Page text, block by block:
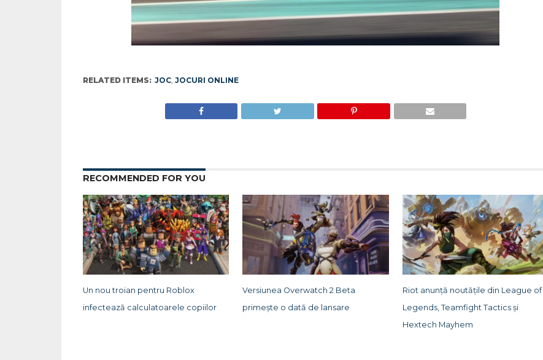
RELATED ITEMS: JOC, JOCURI ONLINE
RECOMMENDED FOR YOU
Un nou troian pentru Roblox
infectează calculatoarele copiilor
Versiunea Overwatch 2 Beta
primește o dată de lansare
Riot anunță noutățile din League of
Legends, Teamfight Tactics și
Hextech Mayhem